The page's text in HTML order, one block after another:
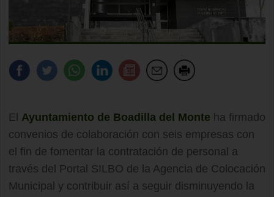
El Ayuntamiento de Boadilla del Monte ha firmado
convenios de colaboración con seis empresas con
el fin de fomentar la contratación de personal a
través del Portal SILBO de la Agencia de Colocación
Municipal y contribuir así a seguir disminuyendo la